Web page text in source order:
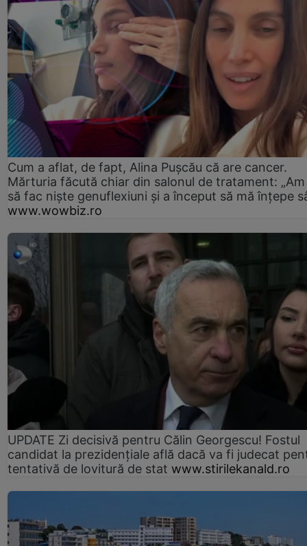
Cum a aflat, de fapt, Alina Pușcău că are cancer.
Mărturia făcută chiar din salonul de tratament:
să fac niște genuflexiuni și a început să mă înțepe
www.wowbiz.ro
UPDATE Zi decisivă pentru Călin Georgescu! Fostul
candidat la prezidențiale află dacă va fi judecat
tentativă de lovitură de stat www.stirilekanald.ro